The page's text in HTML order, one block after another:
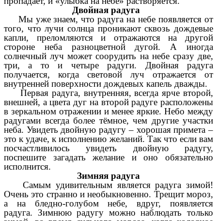
Двойная радуга
Мы уже знаем, что радуга на небе появляется от
того, что лучи солнца проникают сквозь дождевые
капли, преломляются и отражаются на другой
стороне неба разноцветной дугой. А иногда
солнечный луч может соорудить на небе сразу две,
три, а то и четыре радуги.
Двойная радуга
получается, когда световой луч отражается от
внутренней поверхности дождевых капель дважды.
Первая радуга, внутренняя, всегда ярче второй,
внешней, а цвета дуг на второй радуге расположены
в зеркальном отражении и менее яркие. Небо между
радугами всегда более тёмное, чем другие участки
неба. Увидеть двойную радугу – хорошая примета –
это к удаче, к исполнению желаний. Так что если вам
посчастливилось увидеть двойную радугу,
поспешите загадать желание и оно обязательно
исполнится.
Зимняя радуга
Самым удивительным является радуга зимой!
Очень это странно и необыкновенно. Трещит мороз,
а на бледно-голубом небе, вдруг, появляется
радуга.
Зимнюю радугу можно наблюдать только